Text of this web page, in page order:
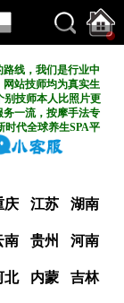
线，我们是行业中
网站技师均为真实生
别技师本人比照片更
务一流，按摩手法专
时代全球养生SPA平
庆 江苏 湖南
南 贵州 河南
北 内蒙 吉林